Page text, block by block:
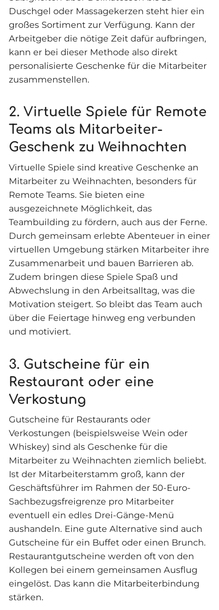
Duschgel oder Massagekerzen steht hier ein
großes Sortiment zur Verfügung. Kann der
Arbeitgeber die nötige Zeit dafür aufbringen,
kann er bei dieser Methode also direkt
personalisierte Geschenke für die Mitarbeiter
zusammenstellen.
2. Virtuelle Spiele für Remote
Teams als Mitarbeiter-
Geschenk zu Weihnachten
Virtuelle Spiele sind kreative Geschenke an
Mitarbeiter zu Weihnachten, besonders für
Remote Teams. Sie bieten eine
ausgezeichnete Möglichkeit, das
Teambuilding zu fördern, auch aus der Ferne.
Durch gemeinsam erlebte Abenteuer in einer
virtuellen Umgebung stärken Mitarbeiter ihre
Zusammenarbeit und bauen Barrieren ab.
Zudem bringen diese Spiele Spaß und
Abwechslung in den Arbeitsalltag, was die
Motivation steigert. So bleibt das Team auch
über die Feiertage hinweg eng verbunden
und motiviert.
3. Gutscheine für ein
Restaurant oder eine
Verkostung
Gutscheine für Restaurants oder
Verkostungen (beispielsweise Wein oder
Whiskey) sind als Geschenke für die
Mitarbeiter zu Weihnachten ziemlich beliebt.
Ist der Mitarbeiterstamm groß, kann der
Geschäftsführer im Rahmen der 50-Euro-
Sachbezugsfreigrenze pro Mitarbeiter
eventuell ein edles Drei-Gänge-Menü
aushandeln. Eine gute Alternative sind auch
Gutscheine für ein Buffet oder einen Brunch.
Restaurantgutscheine werden oft von den
Kollegen bei einem gemeinsamen Ausflug
eingelöst. Das kann die Mitarbeiterbindung
stärken.